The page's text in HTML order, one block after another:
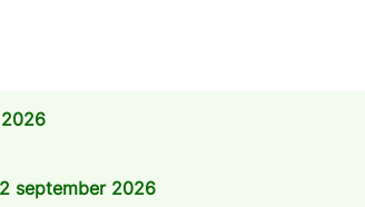
september 2026